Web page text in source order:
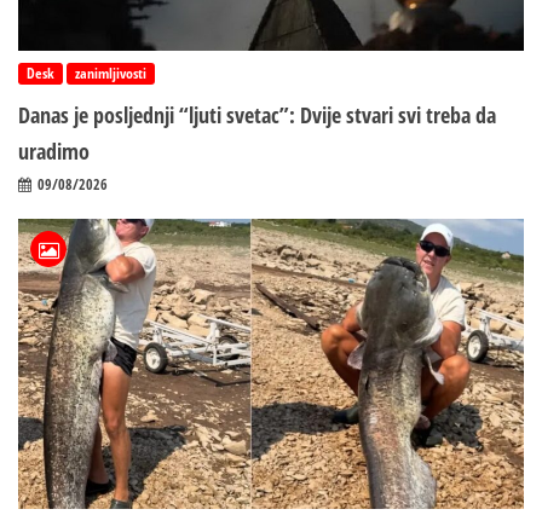
Desk zanimljivosti
Danas je posljednji “ljuti svetac”: Dvije stvari svi treba da
uradimo
09/08/2026